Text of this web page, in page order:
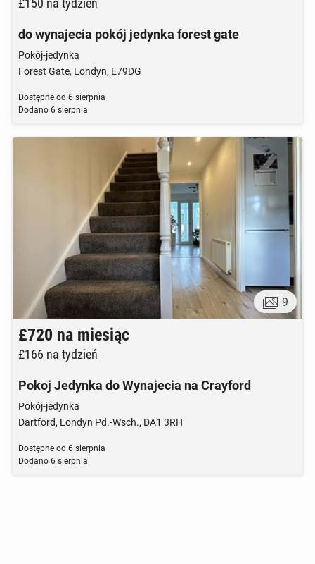
do wynajecia pokój jedynka forest gate
Pokój-jedynka
Forest Gate, Londyn, E79DG
Dostępne od 6 sierpnia
Dodano 6 sierpnia
9
£720 na miesiąc
£166 na tydzień
Pokoj Jedynka do Wynajecia na Crayford
Pokój-jedynka
Dartford, Londyn Pd.-Wsch., DA1 3RH
Dostępne od 6 sierpnia
Dodano 6 sierpnia